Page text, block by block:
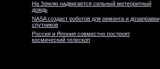
На Землю надвигается сильный метеоритный
дождь
NASA создаст роботов для ремонта и дозаправки
спутников
Россия и Япония совместно построят
космический телескоп